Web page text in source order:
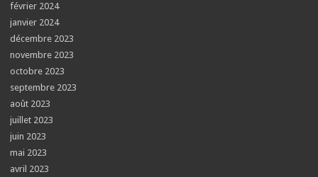
février 2024
janvier 2024
décembre 2023
novembre 2023
octobre 2023
septembre 2023
août 2023
juillet 2023
juin 2023
mai 2023
avril 2023